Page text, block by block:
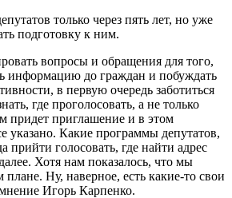
только через пять лет, но уже
подготовку к ним.
вопросы и обращения для того,
информацию до граждан и побуждать
в первую очередь заботиться
где проголосовать, а не только
придет приглашение и в этом
указано. Какие программы депутатов,
прийти голосовать, где найти адрес
Хотя нам показалось, что мы
плане. Ну, наверное, есть какие-то свои
Игорь Карпенко.